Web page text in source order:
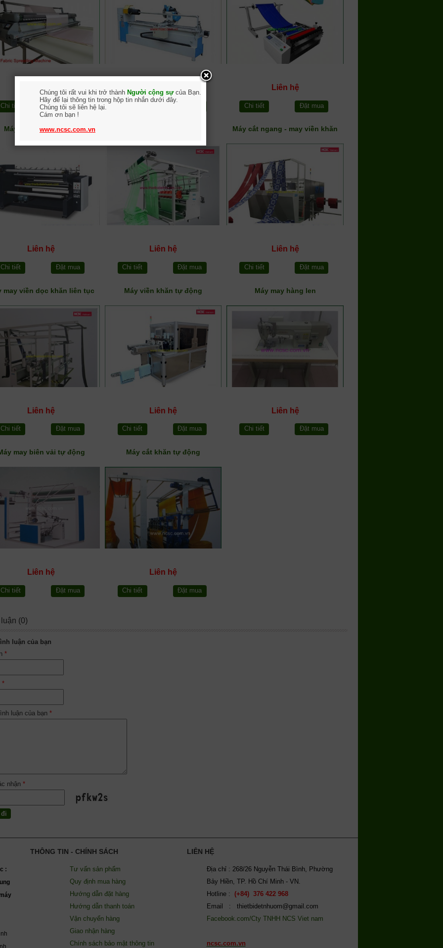
Chi tiết Đặt mua
Liên hệ Liên hệ
Chi tiết Đặt mua
Máy cắt vải không dệt
Liên hệ
Chi tiết Đặt mua
Liên hệ
Chi tiết Đặt mua
Máy cắt ngang - may viền khăn
Liên hệ
Chi tiết Đặt mua
may viền dọc khăn liên tục
Liên hệ
Chi tiết Đặt mua
Máy viền khăn tự động
Liên hệ
Chi tiết Đặt mua
Máy may hàng len
Liên hệ
Chi tiết Đặt mua
may biên vải tự động
Liên hệ
Chi tiết Đặt mua
Máy cắt khăn tự động
Liên hệ
Chi tiết Đặt mua
(0)
luận của bạn
*
*
luận của bạn*
nhận*
:
THÔNG TIN - CHÍNH SÁCH
Tư vấn sản phẩm
Quy định mua hàng
Hướng dẫn đặt hàng
Hướng dẫn thanh toán
Vận chuyển hàng
Giao nhận hàng
Chính sách bảo mật thông tin
LIÊN HỆ
Địa chỉ : 268/26 Nguyễn Thái Bình, Phường
Bảy Hiền, TP. Hồ Chí Minh - VN.
Hotline : (+84) 376 422 968
Email : thietbidetnhuom@gmail.com
Facebook.com/Cty TNHH NCS Viet nam
ncsc.com.vn
Chúng tôi rất vui khi trở thành Người cộng sựcủa Bạn.
Hãy để lại thông tin trong hộp tin nhắn dưới đây.
Chúng tôi sẽ liên hệ lại.
Cám ơn bạn !
www.ncsc.com.vn